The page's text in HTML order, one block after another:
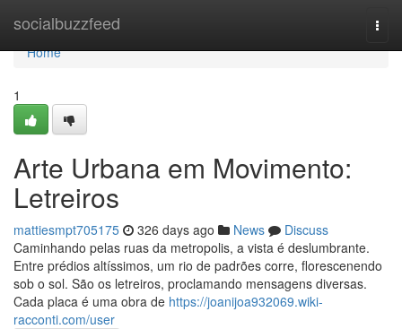
socialbuzzfeed
Home
Home
1
Arte Urbana em Movimento:
Letreiros
mattiesmpt705175 326 days ago News
Discuss
Caminhando pelas ruas da metropolis, a vista é deslumbrante.
Entre prédios altíssimos, um rio de padrões corre, florescenendo
sob o sol. São os letreiros, proclamando mensagens diversas.
Cada placa é uma obra de https://joanijoa932069.wiki-
racconti.com/user